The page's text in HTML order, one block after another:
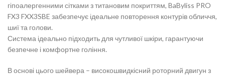
гіпоалергенними сітками з титановим покриттям, BaByliss PRO
FX3 FXX3SBE забезпечує ідеальне повторення контурів обличчя,
шиї та голови.
Система ідеально підходить для чутливої шкіри, гарантуючи
безпечне і комфортне гоління.
В основі цього шейвера – високошвидкісний роторний двигун з